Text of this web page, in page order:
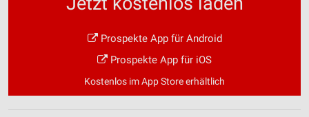
Prospekte App für Android
Prospekte App für iOS
Kostenlos im App Store erhältlich